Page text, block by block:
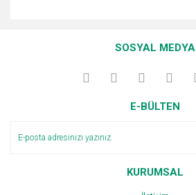
SOSYAL MEDYA
E-BÜLTEN
KURUMSAL